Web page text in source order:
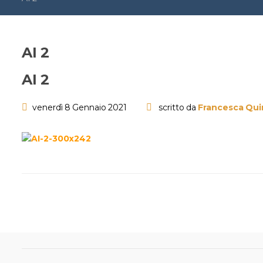
AI 2
AI 2
venerdì 8 Gennaio 2021 scritto da Francesca